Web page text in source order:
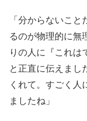
「分からないこ
るのが物理的に無
りの人に『これは
と正直に伝えまし
くれて。すごく人
ましたね」